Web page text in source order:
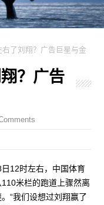
右了刘翔？广告巨星与金
？广告
12时左右，中国体育
米栏的跑道上骤然离
“我们设想过刘翔赢了